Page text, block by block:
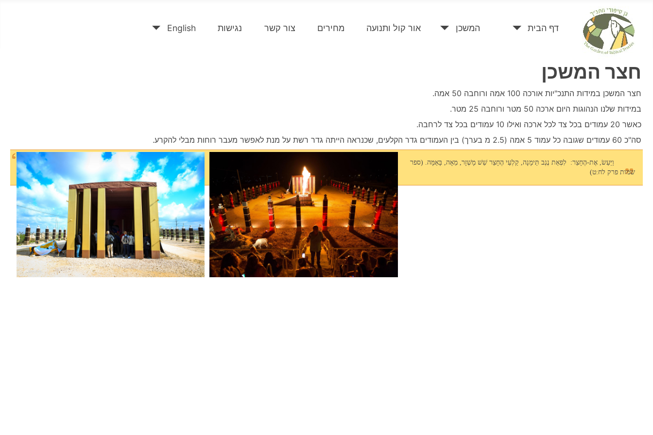
דף הבית המשכן אור קול ותנועה מחירים צור קשר נגישות English
חצר המשכן
חצר המשכן במידות התנכ"יות אורכה 100 אמה ורוחבה 50 אמה.
במידות שלנו הנהוגות היום ארכה 50 מטר ורוחבה 25 מטר.
כאשר 20 עמודים בכל צד לכל ארכה ואילו 10 עמודים בכל צד לרחבה.
סה"כ 60 עמודים שגובה כל עמוד 5 אמה (2.5 מ בערך) בין העמודים גדר הקלעים, שכנראה הייתה גדר רשת על מנת לאפשר מעבר רוחות מבלי להקרע.
וַיַּעַשׂ, אֶת-הֶחָצֵר: לִפְאַת נֶגֶב תֵּימָנָה, קַלְעֵי הֶחָצֵר שֵׁשׁ מָשְׁזָר, מֵאָה, בָּאַמָּה. (ספר
שמות פרק לח:ט)